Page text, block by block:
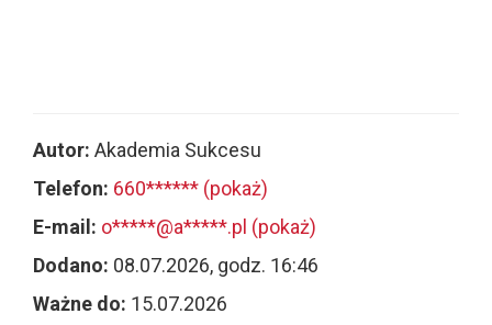
Autor: Akademia Sukcesu
Telefon: 660****** (pokaż)
E-mail: o*****@a*****.pl (pokaż)
Dodano: 08.07.2026, godz. 16:46
Ważne do: 15.07.2026